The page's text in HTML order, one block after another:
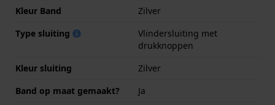
Kleur Band
Zilver
Type sluiting
Vlindersluiting met
drukknoppen
Kleur sluiting
Zilver
Band op maat gemaakt?
Ja